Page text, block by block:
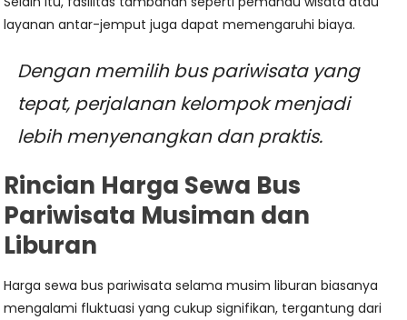
layanan antar-jemput juga dapat memengaruhi biaya.
Dengan memilih bus pariwisata yang
tepat, perjalanan kelompok menjadi
lebih menyenangkan dan praktis.
Rincian Harga Sewa Bus
Pariwisata Musiman dan
Liburan
Harga sewa bus pariwisata selama musim liburan biasanya
mengalami fluktuasi yang cukup signifikan, tergantung dari